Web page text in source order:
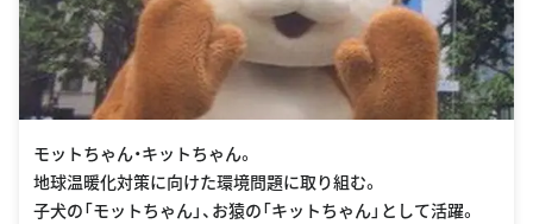
モットちゃん・キットちゃん。
地球温暖化対策に向けた環境問題に取り組む。
子犬の「モットちゃん」、お猿の「キットちゃん」として活躍。